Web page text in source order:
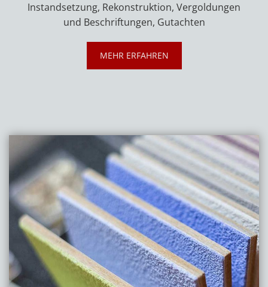
Instandsetzung, Rekonstruktion, Vergoldungen
und Beschriftungen, Gutachten
MEHR ERFAHREN